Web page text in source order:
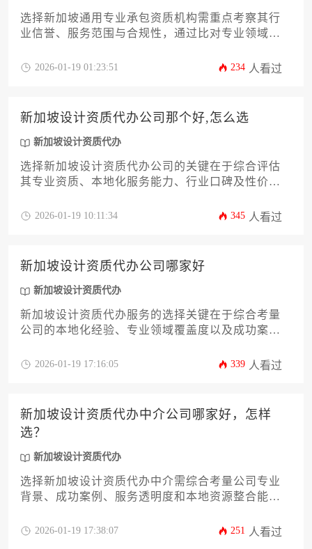
选择新加坡通用专业承包资质机构需重点考察其行
业信誉、服务范围与合规性，通过比对专业领域适
2026-01-19 01:23:51 234 人看过
新加坡设计资质代办公司那个好,怎么选
新加坡设计资质代办
选择新加坡设计资质代办公司的关键在于综合评估
其专业资质、本地化服务能力、行业口碑及性价
坡建设局认证资格、丰富的设计领域申报经验，并
2026-01-19 10:11:34 345 人看过
新加坡设计资质代办公司哪家好
新加坡设计资质代办
新加坡设计资质代办服务的选择关键在于综合考量
公司的本地化经验、专业领域覆盖度以及成功案例
认证体系的深入理解，能够针对建筑设计、室内设
2026-01-19 17:16:05 339 人看过
新加坡设计资质代办中介公司哪家好，怎样
选？
新加坡设计资质代办
选择新加坡设计资质代办中介需综合考量公司专业
背景、成功案例、服务透明度和本地资源整合能
商。2026-01-19 17:38:07 251 人看过